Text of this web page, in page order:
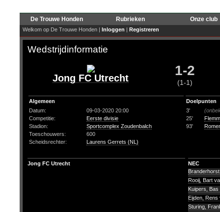
De Trouwe Honden Rubrieken Onze club
Welkom op De Trouwe Honden | Inloggen | Registreren
Wedstrijdinformatie
Jong FC Utrecht 1-2
(1-1)
Algemeen
Datum:
09-03-2020 20:00
Competitie:
Eerste divisie
Stadion:
Sportcomplex Zoudenbalch
Toeschouwers:
600
Scheidsrechter:
Laurens Gerrets (NL)
Doelpunten
3'
25'
93'
Jong FC Utrecht
NEC
Rooij, Bart
Kuipers, Bas
Eijden, Rens
Sturing,